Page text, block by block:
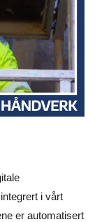
i vårt
er automatisert